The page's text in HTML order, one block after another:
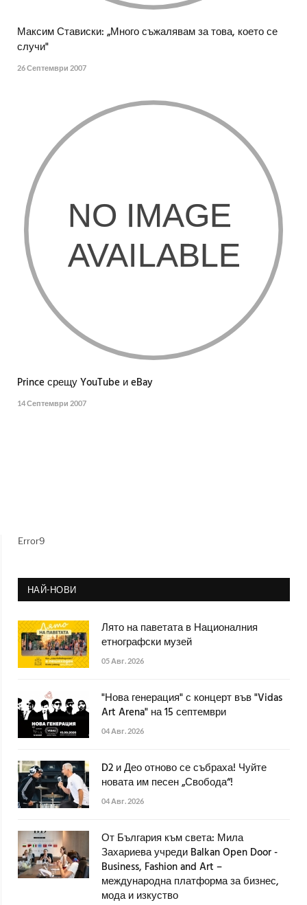
Максим Стависки: „Много съжалявам за това, което се
случи"
26 Септември 2007
Prince срещу YouTube и eBay
14 Септември 2007
Error9
НАЙ-НОВИ
Лято на паветата в Националния
етнографски музей
05 Авг. 2026
"Нова генерация" с концерт във "Vidas
Art Arena" на 15 септември
04 Авг. 2026
D2 и Део отново се събраха! Чуйте
новата им песен „Свобода“!
04 Авг. 2026
От България към света: Мила
Захариева учреди Balkan Open Door -
Business, Fashion and Art –
международна платформа за бизнес,
мода и изкуство